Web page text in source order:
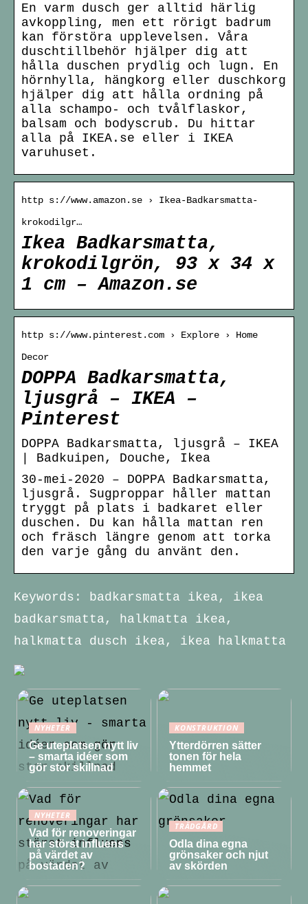
En varm dusch ger alltid härlig
avkoppling, men ett rörigt badrum
kan förstöra upplevelsen. Våra
duschtillbehör hjälper dig att
hålla duschen prydlig och lugn. En
hörnhylla, hängkorg eller duschkorg
hjälper dig att hålla ordning på
alla schampo- och tvålflaskor,
balsam och bodyscrub. Du hittar
alla på IKEA.se eller i IKEA
varuhuset.
http s://www.amazon.se › Ikea-Badkarsmatta-
krokodilgr…
Ikea Badkarsmatta,
krokodilgrön, 93 x 34 x
1 cm – Amazon.se
http s://www.pinterest.com › Explore › Home
Decor
DOPPA Badkarsmatta,
ljusgrå – IKEA –
Pinterest
DOPPA Badkarsmatta, ljusgrå – IKEA
| Badkuipen, Douche, Ikea
30-mei-2020 – DOPPA Badkarsmatta,
ljusgrå. Sugproppar håller mattan
tryggt på plats i badkaret eller
duschen. Du kan hålla mattan ren
och fräsch längre genom att torka
den varje gång du använt den.
Keywords: badkarsmatta ikea, ikea
badkarsmatta, halkmatta ikea,
halkmatta dusch ikea, ikea halkmatta
NYHETER
Ge uteplatsen nytt liv
– smarta idéer som
gör stor skillnad
KONSTRUKTION
Ytterdörren sätter
tonen för hela
hemmet
NYHETER
Vad för renoveringar
har störst influens
på värdet av
bostaden?
TRÄDGÅRD
Odla dina egna
grönsaker och njut
av skörden